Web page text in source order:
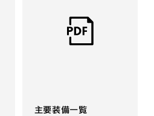
主要装備一覧